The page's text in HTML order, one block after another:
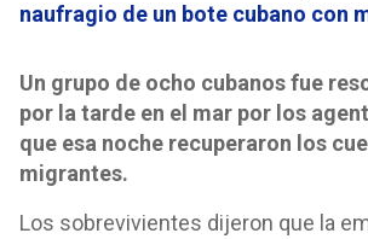
naufragio de un bote cubano con
Un grupo de ocho cubanos fue
por la tarde en el mar por los
que esa noche recuperaron los
migrantes.
Los sobrevivientes dijeron que la